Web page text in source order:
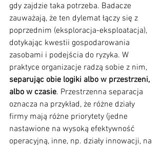
gdy zajdzie taka potrzeba. Badacze
zauważają, że ten dylemat łączy się z
poprzednim (eksploracja-eksploatacja),
dotykając kwestii gospodarowania
zasobami i podejścia do ryzyka. W
praktyce organizacje radzą sobie z nim,
separując obie logiki albo w przestrzeni,
albo w czasie. Przestrzenna separacja
oznacza na przykład, że różne działy
firmy mają różne priorytety (jedne
nastawione na wysoką efektywność
operacyjną, inne, np. działy innowacji, na